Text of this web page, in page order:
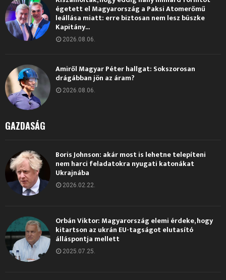
égetett el Magyarország a Paksi Atomerőmű
leállása miatt: erre biztosan nem lesz büszke
Kapitány...
2026.08.06.
Amiről Magyar Péter hallgat: Sokszorosan
drágábban jön az áram?
2026.08.06.
GAZDASÁG
Boris Johnson: akár most is lehetne telepíteni
nem harci feladatokra nyugati katonákat
Ukrajnába
2026.02.22.
Orbán Viktor: Magyarország elemi érdeke, hogy
kitartson az ukrán EU-tagságot elutasító
álláspontja mellett
2025.07.25.